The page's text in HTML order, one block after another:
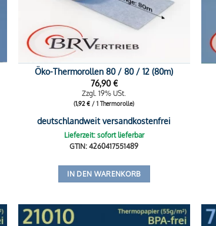
Öko-Thermorollen 80 / 80 / 12 (80m)
76,90€
Zzgl. 19% USt.
(1,92€ / 1 Thermorolle)
deutschlandweit versandkostenfrei
Lieferzeit: sofort lieferbar
GTIN: 4260417551489
IN DEN WARENKORB